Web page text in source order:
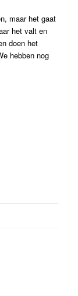
maar het gaat
het valt en
doen het
hebben nog